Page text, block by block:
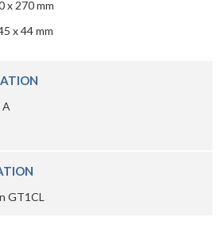
x 270 mm
x 44 mm
A
GT1CL